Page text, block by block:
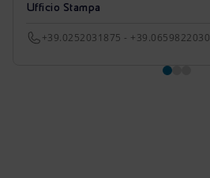
Ufficio Stampa
+39.0252031875 - +39.0659822030